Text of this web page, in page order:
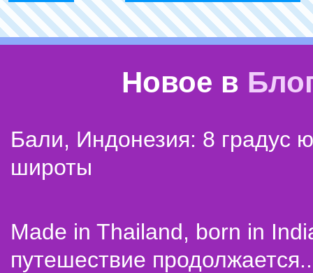
Новое в
Бали, Индонезия: 8 градус
широты
Made in Thailand, born in
путешествие